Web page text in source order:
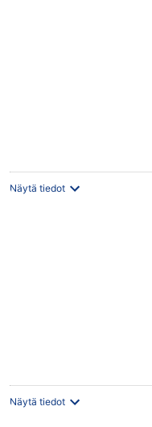
Näytä tiedot
Näytä tiedot